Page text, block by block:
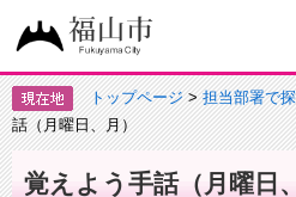
トップページ>担当部署で
話（月曜日、月）
覚えよう手話（月曜日